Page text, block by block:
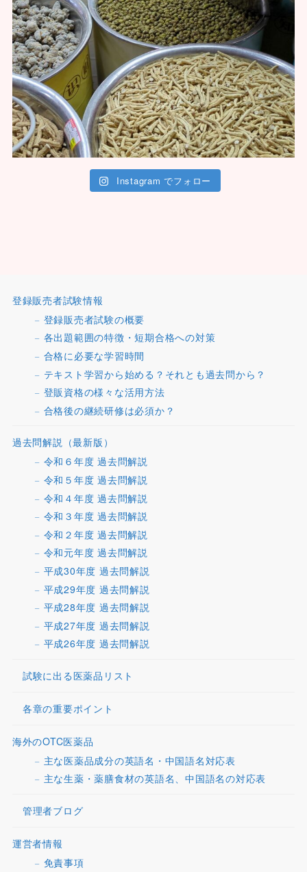
Instagram でフォロー
登録販売者試験情報
登録販売者試験の概要
各出題範囲の特徴・短期合格への対策
合格に必要な学習時間
テキスト学習から始める？それとも過去問から？
登販資格の様々な活用方法
合格後の継続研修は必須か？
過去問解説（最新版）
令和６年度 過去問解説
令和５年度 過去問解説
令和４年度 過去問解説
令和３年度 過去問解説
令和２年度 過去問解説
令和元年度 過去問解説
平成30年度 過去問解説
平成29年度 過去問解説
平成28年度 過去問解説
平成27年度 過去問解説
平成26年度 過去問解説
試験に出る医薬品リスト
各章の重要ポイント
海外のOTC医薬品
主な医薬品成分の英語名・中国語名対応表
主な生薬・薬膳食材の英語名、中国語名の対応表
管理者ブログ
運営者情報
免責事項